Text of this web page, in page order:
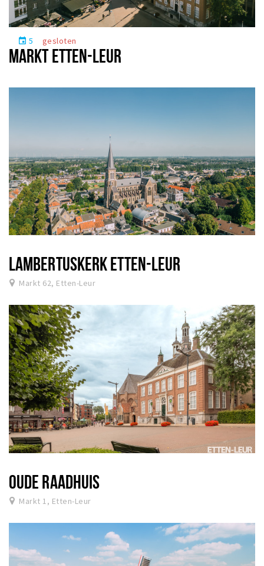
event 5 gesloten
MARKT ETTEN-LEUR
LAMBERTUSKERK ETTEN-LEUR
Markt 62, Etten-Leur
OUDE RAADHUIS
Markt 1, Etten-Leur